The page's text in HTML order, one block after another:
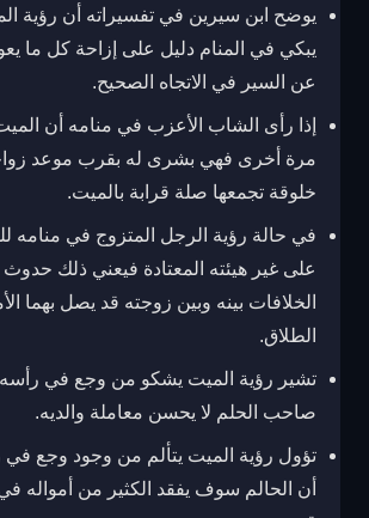
يوضح ابن سيرين في تفسيراته أن رؤية
يبكي في المنام دليل على إزاحة كل ما
عن السير في الاتجاه الصحيح.
إذا رأى الشاب الأعزب في منامه أن
مرة أخرى فهي بشرى له بقرب موعد
خلوقة تجمعها صلة قرابة بالميت.
في حالة رؤية الرجل المتزوج في منامه
على غير هيئته المعتادة فيعني ذلك حدوث
الخلافات بينه وبين زوجته قد يصل بهما
الطلاق.
تشير رؤية الميت يشكو من وجع في رأسه
صاحب الحلم لا يحسن معاملة والديه.
تؤول رؤية الميت يتألم من وجود وجع في
أن الحالم سوف يفقد الكثير من أمواله